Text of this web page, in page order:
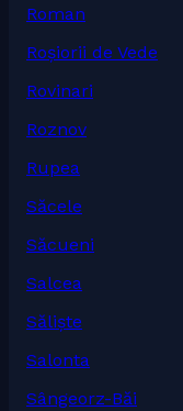
Roman
Roșiorii de Vede
Rovinari
Roznov
Rupea
Săcele
Săcueni
Salcea
Săliște
Salonta
Sângeorz-Băi